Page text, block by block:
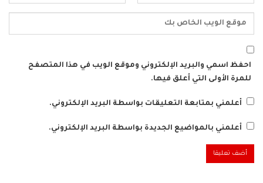
احفظ اسمي والبريد الإلكتروني وموقع الويب في هذا المتصفح
للمرة الأولى التي أعلق فيها.
أعلمني بمتابعة التعليقات بواسطة البريد الإلكتروني.
أعلمني بالمواضيع الجديدة بواسطة البريد الإلكتروني.